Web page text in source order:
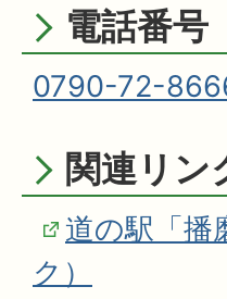
電話番号
0790-72-
関連リン
道の駅「播
ク）